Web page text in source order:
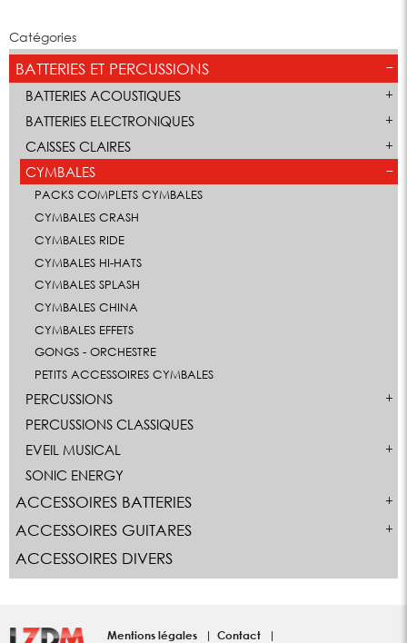
Catégories
BATTERIES ET PERCUSSIONS
BATTERIES ACOUSTIQUES
BATTERIES ELECTRONIQUES
CAISSES CLAIRES
CYMBALES
PACKS COMPLETS CYMBALES
CYMBALES CRASH
CYMBALES RIDE
CYMBALES HI-HATS
CYMBALES SPLASH
CYMBALES CHINA
CYMBALES EFFETS
GONGS - ORCHESTRE
PETITS ACCESSOIRES CYMBALES
PERCUSSIONS
PERCUSSIONS CLASSIQUES
EVEIL MUSICAL
SONIC ENERGY
ACCESSOIRES BATTERIES
ACCESSOIRES GUITARES
ACCESSOIRES DIVERS
Mentions légales Contact